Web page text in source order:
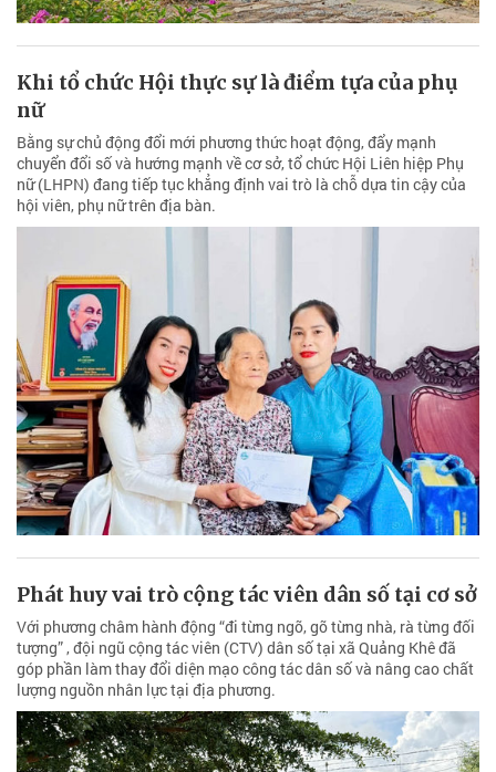
Khi tổ chức Hội thực sự là điểm tựa của phụ
nữ
Bằng sự chủ động đổi mới phương thức hoạt động, đẩy mạnh
chuyển đổi số và hướng mạnh về cơ sở, tổ chức Hội Liên hiệp Phụ
nữ (LHPN) đang tiếp tục khẳng định vai trò là chỗ dựa tin cậy của
hội viên, phụ nữ trên địa bàn.
Phát huy vai trò cộng tác viên dân số tại cơ sở
Với phương châm hành động “đi từng ngõ, gõ từng nhà, rà từng đối
tượng” , đội ngũ cộng tác viên (CTV) dân số tại xã Quảng Khê đã
góp phần làm thay đổi diện mạo công tác dân số và nâng cao chất
lượng nguồn nhân lực tại địa phương.